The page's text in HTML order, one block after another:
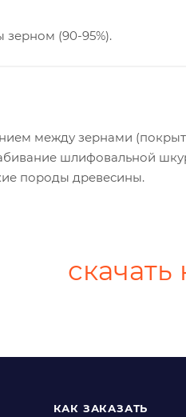
(90-95%).
между зернами
шлифовальной
породы древесины.
скачать
КАК ЗАКАЗАТЬ